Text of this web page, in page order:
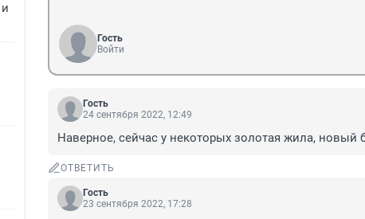
Гость
Войти
Гость
24 сентября 2022, 12:49
Наверное, сейчас у некоторых золотая жила, новый
ОТВЕТИТЬ
Гость
23 сентября 2022, 17:28